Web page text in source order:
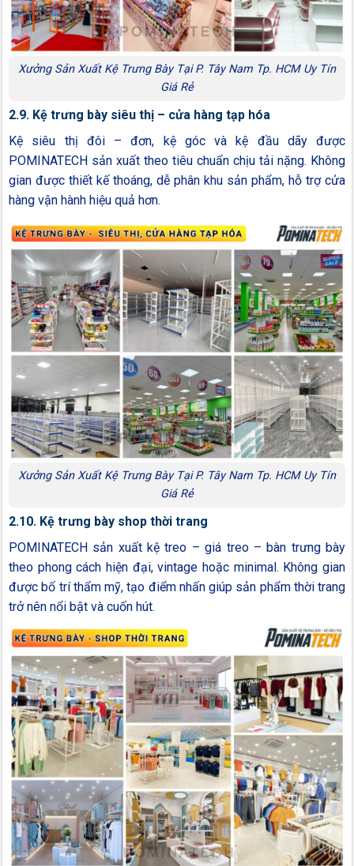
Xưởng Sản Xuất Kệ Trưng Bày Tại P. Tây Nam Tp. HCM Uy Tín
Giá Rẻ
2.9. Kệ trưng bày siêu thị – cửa hàng tạp hóa
Kệ siêu thị đôi – đơn, kệ góc và kệ đầu dãy được
POMINATECH sản xuất theo tiêu chuẩn chịu tải nặng. Không
gian được thiết kế thoáng, dễ phân khu sản phẩm, hỗ trợ cửa
hàng vận hành hiệu quả hơn.
Xưởng Sản Xuất Kệ Trưng Bày Tại P. Tây Nam Tp. HCM Uy Tín
Giá Rẻ
2.10. Kệ trưng bày shop thời trang
POMINATECH sản xuất kệ treo – giá treo – bàn trưng bày
theo phong cách hiện đại, vintage hoặc minimal. Không gian
được bố trí thẩm mỹ, tạo điểm nhấn giúp sản phẩm thời trang
trở nên nổi bật và cuốn hút.